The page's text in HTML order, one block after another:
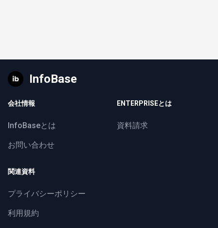
InfoBase
会社情報
InfoBaseとは
お問い合わせ
ENTERPRISEとは
資料請求
関連資料
プライバシーポリシー
利用規約